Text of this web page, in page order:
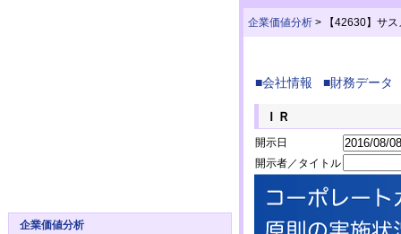
企業価値分析 > 【42630】サ
■会社情報 ■財務データ
ＩＲ
開示日
開示者／タイトル
企業価値分析